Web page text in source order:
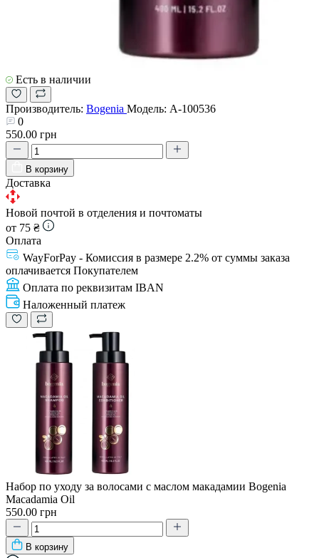
Есть в наличии
Производитель: Bogenia Модель: A-100536
0
550.00 грн
В корзину
Доставка
Новой почтой в отделения и почтоматы
от 75 ₴
Оплата
WayForPay - Комиссия в размере 2.2% от суммы заказа
оплачивается Покупателем
Оплата по реквизитам IBAN
Наложенный платеж
Набор по уходу за волосами с маслом макадамии Bogenia
Macadamia Oil
550.00 грн
В корзину